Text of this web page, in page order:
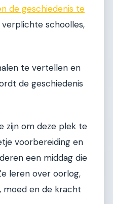
de geschiedenis te
verplichte schoolles,
te vertellen en
de geschiedenis
zijn om deze plek te
voorbereiding en
een middag die
leren over oorlog,
moed en de kracht